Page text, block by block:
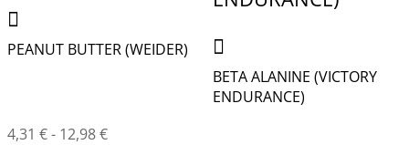
PEANUT BUTTER (WEIDER)
4,31 €- 12,98€
BETA ALANINE (VICTORY
ENDURANCE)